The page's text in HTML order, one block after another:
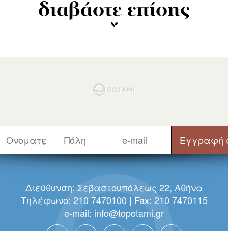
διαβάστε επίσης
Διεύθυνση: Σεβαστουπόλεως 22, Αθήνα
Τηλέφωνο: 210 7470100 | Fax: 210 7470115
e-mail: info@topotami.gr